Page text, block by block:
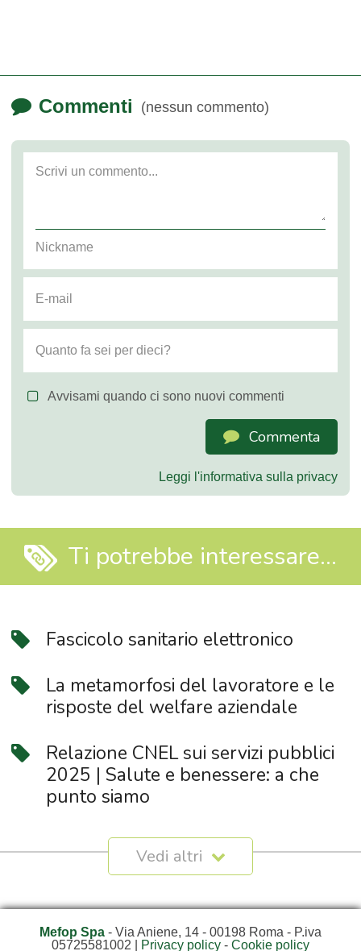
Commenti (nessun commento)
Avvisami quando ci sono nuovi commenti
Commenta
Leggi l'informativa sulla privacy
Ti potrebbe interessare...
Fascicolo sanitario elettronico
La metamorfosi del lavoratore e le
risposte del welfare aziendale
Relazione CNEL sui servizi pubblici
2025 | Salute e benessere: a che
punto siamo
Mefop Spa - Via Aniene, 14 - 00198 Roma - P.iva
05725581002 |
Privacy policy - Cookie policy